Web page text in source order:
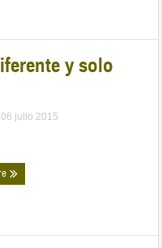
y solo
06 julio 2015